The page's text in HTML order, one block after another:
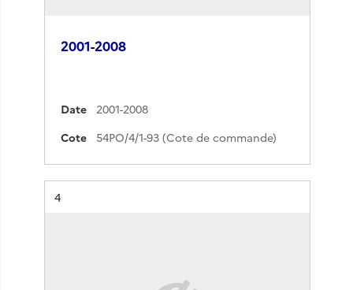
2001-2008
Date
2001-2008
Cote
54PO/4/1-93 (Cote de commande)
Résultat n°
4